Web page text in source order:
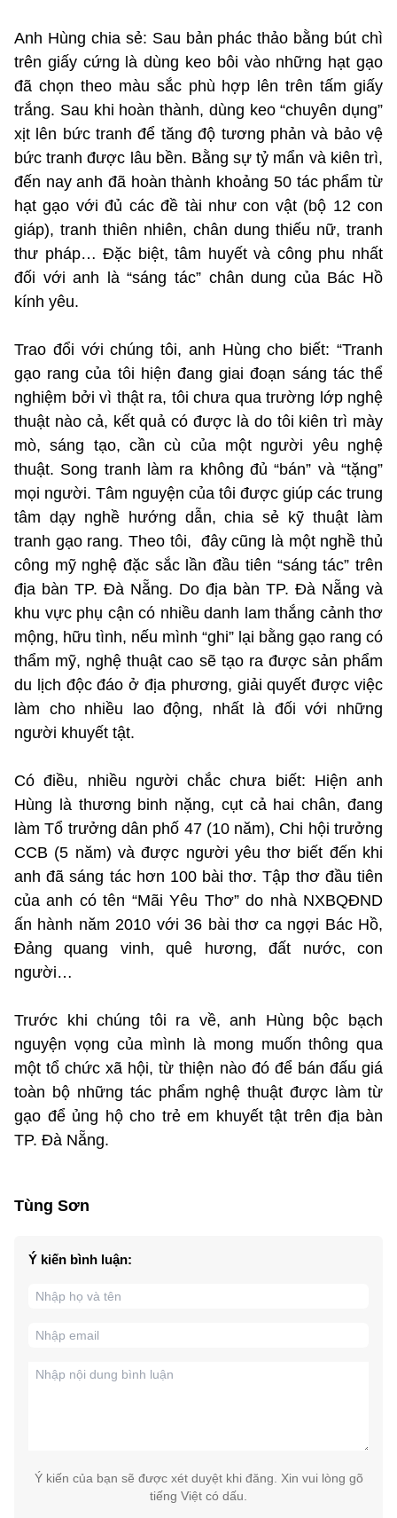
Anh Hùng chia sẻ: Sau bản phác thảo bằng bút chì
trên giấy cứng là dùng keo bôi vào những hạt gạo
đã chọn theo màu sắc phù hợp lên trên tấm giấy
trắng. Sau khi hoàn thành, dùng keo “chuyên dụng”
xịt lên bức tranh để tăng độ tương phản và bảo vệ
bức tranh được lâu bền. Bằng sự tỷ mẩn và kiên trì,
đến nay anh đã hoàn thành khoảng 50 tác phẩm từ
hạt gạo với đủ các đề tài như con vật (bộ 12 con
giáp), tranh thiên nhiên, chân dung thiếu nữ, tranh
thư pháp… Đặc biệt, tâm huyết và công phu nhất
đối với anh là “sáng tác” chân dung của Bác Hồ
kính yêu.
Trao đổi với chúng tôi, anh Hùng cho biết: “Tranh
gạo rang của tôi hiện đang giai đoạn sáng tác thể
nghiệm bởi vì thật ra, tôi chưa qua trường lớp nghệ
thuật nào cả, kết quả có được là do tôi kiên trì mày
mò, sáng tạo, cần cù của một người yêu nghệ
thuật. Song tranh làm ra không đủ “bán” và “tặng”
mọi người. Tâm nguyện của tôi được giúp các trung
tâm dạy nghề hướng dẫn, chia sẻ kỹ thuật làm
tranh gạo rang. Theo tôi, đây cũng là một nghề thủ
công mỹ nghệ đặc sắc lần đầu tiên “sáng tác” trên
địa bàn TP. Đà Nẵng. Do địa bàn TP. Đà Nẵng và
khu vực phụ cận có nhiều danh lam thắng cảnh thơ
mộng, hữu tình, nếu mình “ghi” lại bằng gạo rang có
thẩm mỹ, nghệ thuật cao sẽ tạo ra được sản phẩm
du lịch độc đáo ở địa phương, giải quyết được việc
làm cho nhiều lao động, nhất là đối với những
người khuyết tật.
Có điều, nhiều người chắc chưa biết: Hiện anh
Hùng là thương binh nặng, cụt cả hai chân, đang
làm Tổ trưởng dân phố 47 (10 năm), Chi hội trưởng
CCB (5 năm) và được người yêu thơ biết đến khi
anh đã sáng tác hơn 100 bài thơ. Tập thơ đầu tiên
của anh có tên “Mãi Yêu Thơ” do nhà NXBQĐND
ấn hành năm 2010 với 36 bài thơ ca ngợi Bác Hồ,
Đảng quang vinh, quê hương, đất nước, con
người…
Trước khi chúng tôi ra về, anh Hùng bộc bạch
nguyện vọng của mình là mong muốn thông qua
một tổ chức xã hội, từ thiện nào đó để bán đấu giá
toàn bộ những tác phẩm nghệ thuật được làm từ
gạo để ủng hộ cho trẻ em khuyết tật trên địa bàn
TP. Đà Nẵng.
Tùng Sơn
Ý kiến bình luận:
Ý kiến của bạn sẽ được xét duyệt khi đăng. Xin vui lòng gõ
tiếng Việt có dấu.